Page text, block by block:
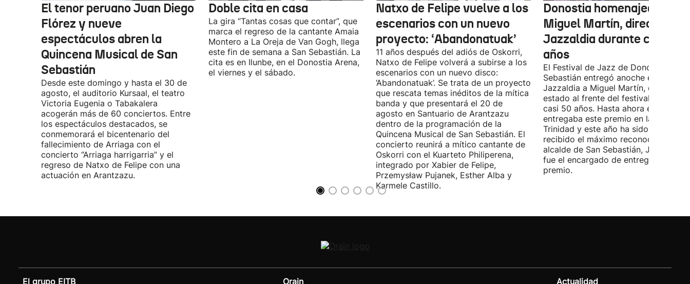
El tenor peruano Juan Diego
Flórez y nueve
espectáculos abren la
Quincena Musical de San
Sebastián
Desde este domingo y hasta el 30 de
agosto, el auditorio Kursaal, el teatro
Victoria Eugenia o Tabakalera
acogerán más de 60 conciertos. Entre
los espectáculos destacados, se
conmemorará el bicentenario del
fallecimiento de Arriaga con el
concierto “Arriaga harrigarria” y el
regreso de Natxo de Felipe con una
actuación en Arantzazu.
Doble cita en casa
La gira “Tantas cosas que contar”, que
marca el regreso de la cantante Amaia
Montero a La Oreja de Van Gogh, llega
este fin de semana a San Sebastián. La
cita es en Ilunbe, en el Donostia Arena,
el viernes y el sábado.
Natxo de Felipe vuelve a los
escenarios con un nuevo
proyecto: ‘Abandonatuak’
11 años después del adiós de Oskorri,
Natxo de Felipe volverá a subirse a los
escenarios con un nuevo disco:
‘Abandonatuak’. Se trata de un proyecto
que rescata temas inéditos de la mítica
banda y que presentará el 20 de
agosto en Santuario de Arantzazu
dentro de la programación de la
Quincena Musical de San Sebastián. El
concierto reunirá a mítico cantante de
Oskorri con el Kuarteto Philiperena,
integrado por Xabier de Felipe,
Przemysław Pujanek, Esther Alba y
Karmele Castillo.
Donostia homenajea a
Miguel Martín, director del
Jazzaldia durante casi 50
años
El Festival de Jazz de Donostia-San
Sebastián entregó anoche el premio
Jazzaldia a Miguel Martín, quien ha
estado al frente del festival durante
casi 50 años. Hasta ahora era él
entregaba este premio en la Plaza
Trinidad y este año ha sido él quien
recibido el máximo reconocimiento.
alcalde de San Sebastián, Jon
fue el encargado de entregarle el
premio.
El grupo EITB Orain Actualidad